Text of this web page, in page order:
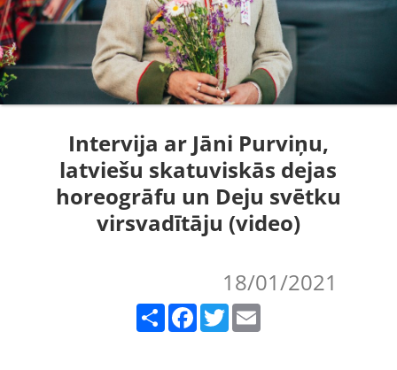
Intervija ar Jāni Purviņu,
latviešu skatuviskās dejas
horeogrāfu un Deju svētku
virsvadītāju (video)
18/01/2021
Facebook Twitter